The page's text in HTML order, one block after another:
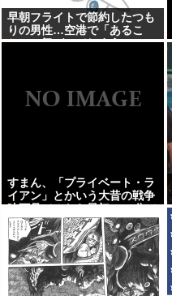
早朝フライトで節約したつも
りの男性…空港で「あるこ
と」に気づいてしまう
すまん、「プライベート・ラ
イアン」とかいう大昔の戦争
地獄なんだが…これずっと続
く感じ？